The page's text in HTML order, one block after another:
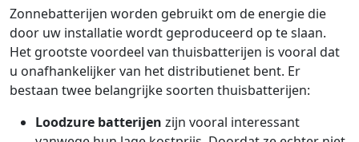
Zonnebatterijen worden gebruikt om de energie die
door uw installatie wordt geproduceerd op te slaan.
Het grootste voordeel van thuisbatterijen is vooral dat
u onafhankelijker van het distributienet bent. Er
bestaan twee belangrijke soorten thuisbatterijen:
Loodzure batterijen zijn vooral interessant